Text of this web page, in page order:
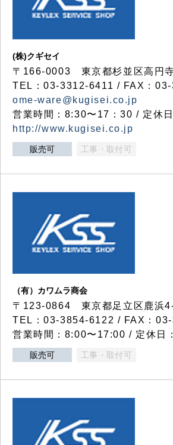
(株)クギセイ
〒166-0003 東京都杉並区高円
TEL：03-3312-6411 / FAX：
ome-ware@kugisei.co.jp
営業時間：8:30〜17：30 / 定休
http://www.kugisei.co.jp
販売可 工事・取付可
（有）カワムラ商会
〒123-0864 東京都足立区鹿浜
TEL：03-3854-6122 / FAX：
営業時間：8:00〜17:00 / 定休日
販売可 工事・取付可